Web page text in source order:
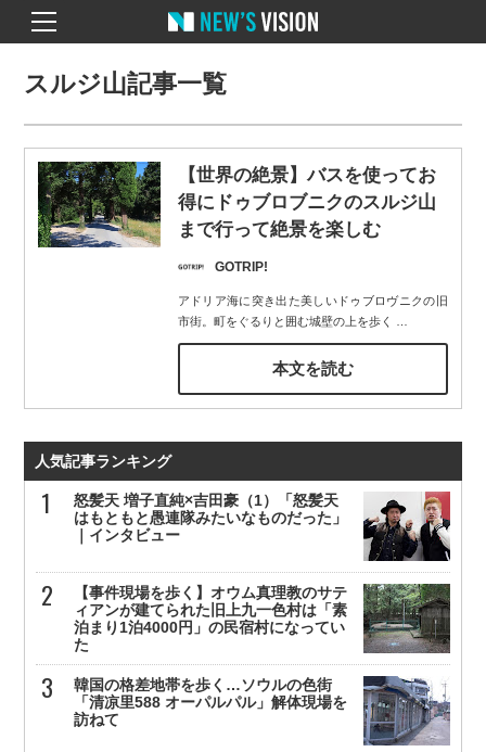
スルジ山記事一覧
【世界の絶景】バスを使ってお
得にドゥブロブニクのスルジ山
まで行って絶景を楽しむ
GOTRIP!
アドリア海に突き出た美しいドゥブロヴニクの旧
市街。町をぐるりと囲む城壁の上を歩く
本文を読む
人気記事ランキング
怒髪天 増子直純×吉田豪（1）「怒髪天
はもともと愚連隊みたいなものだった」
｜インタビュー
【事件現場を歩く】オウム真理教のサテ
ィアンが建てられた旧上九一色村は「素
泊まり1泊4000円」の民宿村になってい
た
韓国の格差地帯を歩く…ソウルの色街
「清凉里588 オーパルパル」解体現場を
訪ねて